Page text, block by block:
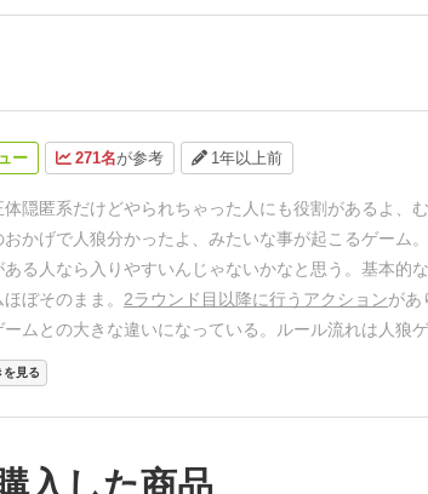
ー 271名が参考 1年以上前
体隠匿系だけどやられちゃった人にも役割があるよ、
おかげで人狼分かったよ、みたいな事が起こるゲーム。
ある人なら入りやすいんじゃないかなと思う。基本的
ぼそのまま。 2ラウンド目以降に行うアクションがあ
ームとの大きな違いになっている。
ルール流れは人狼
で割愛、異なる点を挙げていく。
ッセージカード(全てイラスト)を9枚並べておき、投票
なく人狼に噛まれた人だけがそのメッセージカードわ
。内容物は全てカード、箱も小さいので持ち運びもでき
を見る
入した商品